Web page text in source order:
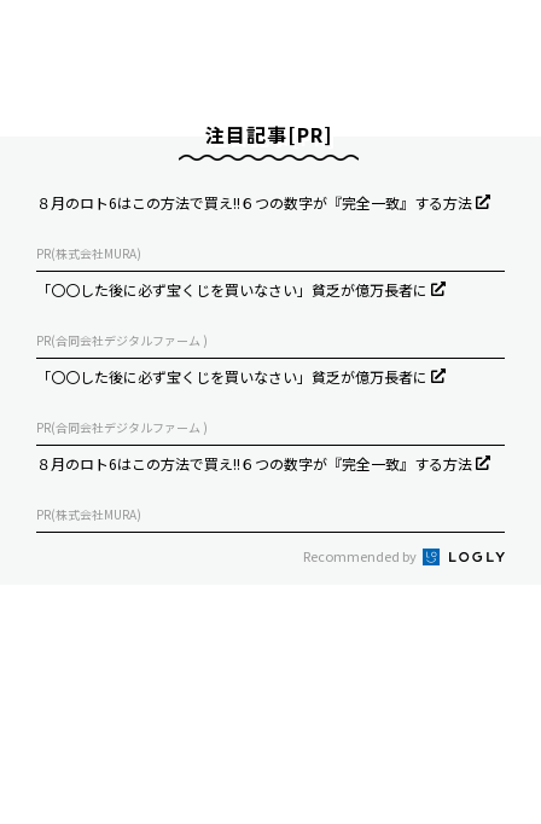
注目記事[PR]
８月のロト6はこの方法で買え!!６つの数字が『完全一致』する方法
PR(株式会社MURA)
「〇〇した後に必ず宝くじを買いなさい」貧乏が億万長者に
PR(合同会社デジタルファーム )
「〇〇した後に必ず宝くじを買いなさい」貧乏が億万長者に
PR(合同会社デジタルファーム )
８月のロト6はこの方法で買え!!６つの数字が『完全一致』する方法
PR(株式会社MURA)
Recommended by